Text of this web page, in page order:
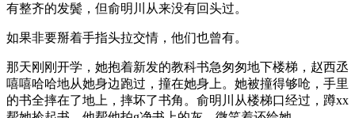
有整齐的发鬓，但俞明川从来没有回头过。
如果非要掰着手指头拉交情，他们也曾有。
那天刚刚开学，她抱着新发的教科书急匆匆地下楼梯，赵西丞
嘻嘻哈哈地从她身边跑过，撞在她身上。她被撞得够呛，手里
的书全摔在了地上，摔坏了书角。俞明川从楼梯口经过，蹲xx